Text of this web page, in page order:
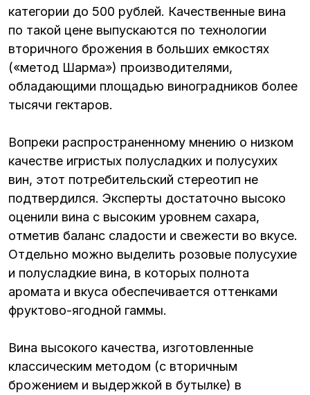
категории до 500 рублей. Качественные вина
по такой цене выпускаются по технологии
вторичного брожения в больших емкостях
(«метод Шарма») производителями,
обладающими площадью виноградников более
тысячи гектаров.
Вопреки распространенному мнению о низком
качестве игристых полусладких и полусухих
вин, этот потребительский стереотип не
подтвердился. Эксперты достаточно высоко
оценили вина с высоким уровнем сахара,
отметив баланс сладости и свежести во вкусе.
Отдельно можно выделить розовые полусухие
и полусладкие вина, в которых полнота
аромата и вкуса обеспечивается оттенками
фруктово-ягодной гаммы.
Вина высокого качества, изготовленные
классическим методом (с вторичным
брожением и выдержкой в бутылке) в